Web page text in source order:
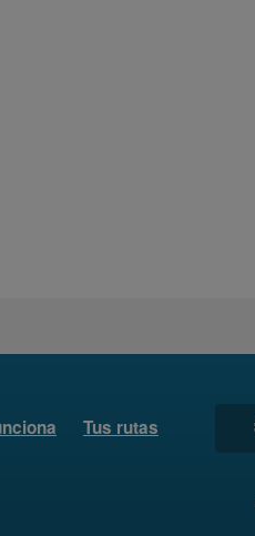
Tus rutas